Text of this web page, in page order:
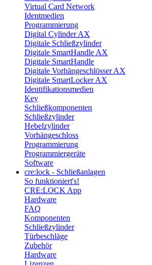
Virtual Card Network
Identmedien
Programmierung
Digital Cylinder AX
Digitale Schließzylinder
Digitale SmartHandle AX
Digitale SmartHandle
Digitale Vorhängeschlösser AX
Digitale SmartLocker AX
Identifikationsmedien
Key
Schließkomponenten
Schließzylinder
Hebelzylinder
Vorhängeschloss
Programmierung
Programmiergeräte
Software
cre:lock - Schließanlagen
So funktioniert's!
CRE:LOCK App
Hardware
FAQ
Komponenten
Schließzylinder
Türbeschläge
Zubehör
Hardware